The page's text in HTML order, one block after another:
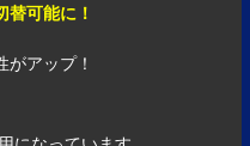
替可能に！
アップ！